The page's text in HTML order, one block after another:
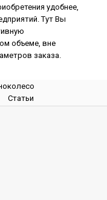
White с колесами 6,5
- 10..
Smart Balance
удобнее,
Тут Вы
объеме, вне
заказа.
Статьи